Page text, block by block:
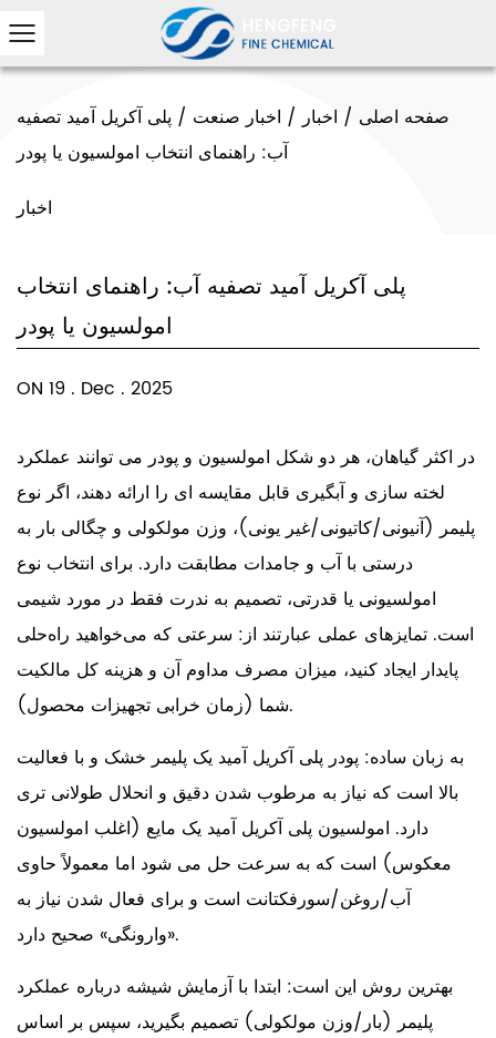
صفحه اصلی / اخبار / اخبار صنعت / پلی آکریل آمید تصفیه
آب: راهنمای انتخاب امولسیون یا پودر
اخبار
پلی آکریل آمید تصفیه آب: راهنمای انتخاب
امولسیون یا پودر
ON 19 . Dec . 2025
در اکثر گیاهان، هر دو شکل امولسیون و پودر می توانند عملکرد
لخته سازی و آبگیری قابل مقایسه ای را ارائه دهند، اگر نوع
پلیمر (آنیونی/کاتیونی/غیر یونی)، وزن مولکولی و چگالی بار به
درستی با آب و جامدات مطابقت دارد. برای انتخاب نوع
امولسیونی یا قدرتی، تصمیم به ندرت فقط در مورد شیمی
است. تمایزهای عملی عبارتند از: سرعتی که می‌خواهید راه‌حلی
پایدار ایجاد کنید، میزان مصرف مداوم آن و هزینه کل مالکیت
شما (زمان خرابی تجهیزات محصول).
به زبان ساده: پودر پلی آکریل آمید یک پلیمر خشک و با فعالیت
بالا است که نیاز به مرطوب شدن دقیق و انحلال طولانی تری
دارد. امولسیون پلی آکریل آمید یک مایع (اغلب امولسیون
معکوس) است که به سرعت حل می شود اما معمولاً حاوی
آب/روغن/سورفکتانت است و برای فعال شدن نیاز به
«وارونگی» صحیح دارد.
بهترین روش این است: ابتدا با آزمایش شیشه درباره عملکرد
پلیمر (بار/وزن مولکولی) تصمیم بگیرید، سپس بر اساس